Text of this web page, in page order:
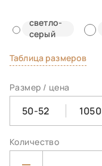
светло-
серый
Таблица размеров
Размер / цена
50-52 1050
Количество